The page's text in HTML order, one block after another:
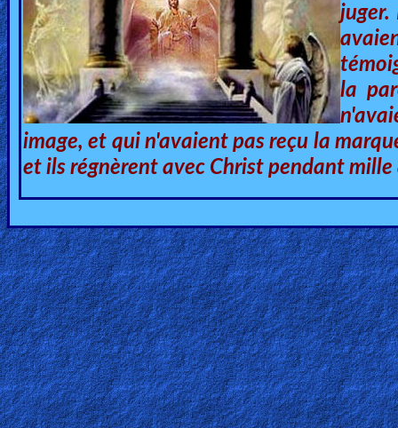
Heaven
Hell
Prayer
Bible/Study
Jesus
Warfare
juger.
la
image, et qui n'avaient pas reçu la
et ils régnèrent avec Christ pendant mille